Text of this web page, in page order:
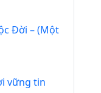
Đời – (Một
vững tin